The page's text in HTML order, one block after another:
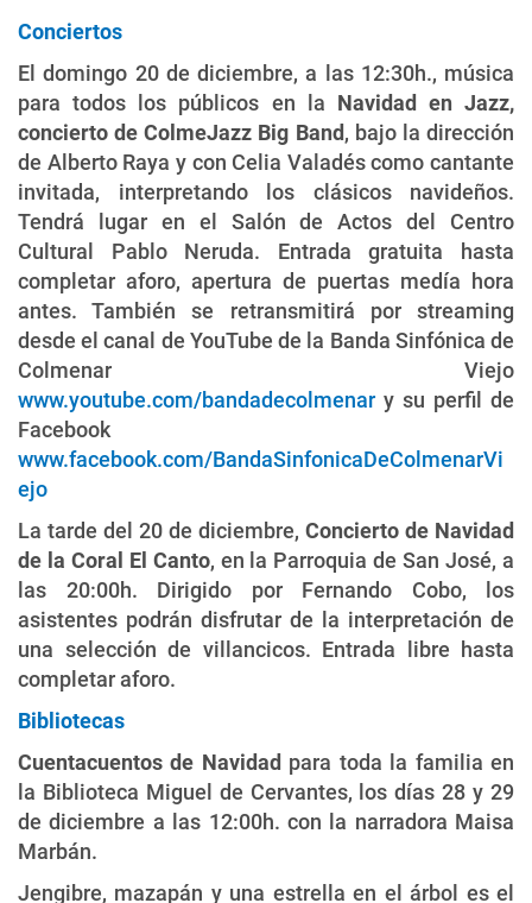
Conciertos
El domingo 20 de diciembre, a las 12:30h., música
para todos los públicos en la Navidad en Jazz,
concierto de ColmeJazz Big Band, bajo la dirección
de Alberto Raya y con Celia Valadés como cantante
invitada, interpretando los clásicos navideños.
Tendrá lugar en el Salón de Actos del Centro
Cultural Pablo Neruda. Entrada gratuita hasta
completar aforo, apertura de puertas medía hora
antes. También se retransmitirá por streaming
desde el canal de YouTube de la Banda Sinfónica de
Colmenar Viejo
www.youtube.com/bandadecolmenar y su perfil de
Facebook
www.facebook.com/BandaSinfonicaDeColmenarVi
ejo
La tarde del 20 de diciembre, Concierto de Navidad
de la Coral El Canto, en la Parroquia de San José, a
las 20:00h. Dirigido por Fernando Cobo, los
asistentes podrán disfrutar de la interpretación de
una selección de villancicos. Entrada libre hasta
completar aforo.
Bibliotecas
Cuentacuentos de Navidadpara toda la familia en
la Biblioteca Miguel de Cervantes, los días 28 y 29
de diciembre a las 12:00h. con la narradora Maisa
Marbán.
Jengibre, mazapán y una estrella en el árbol es el